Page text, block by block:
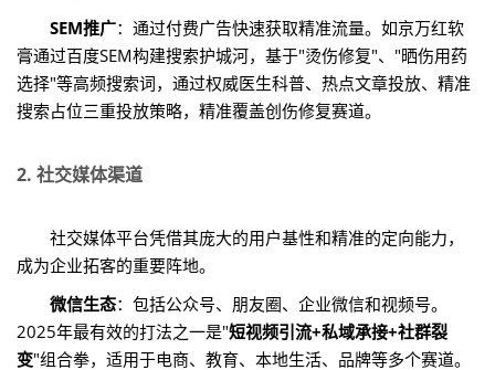
SEM推广：通过付费广告快速获取精准流量。如京万红软
膏通过百度SEM构建搜索护城河，基于"烫伤修复"、"晒伤用药
选择"等高频搜索词，通过权威医生科普、热点文章投放、精准
搜索占位三重投放策略，精准覆盖创伤修复赛道。
2. 社交媒体渠道
社交媒体平台凭借其庞大的用户基性和精准的定向能力，
成为企业拓客的重要阵地。
微信生态：包括公众号、朋友圈、企业微信和视频号。
2025年最有效的打法之一是"短视频引流+私域承接+社群裂
变"组合拳，适用于电商、教育、本地生活、品牌等多个赛道。